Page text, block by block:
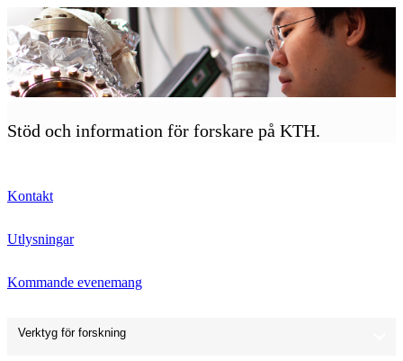
Stöd och information för forskare på KTH.
Kontakt
Utlysningar
Kommande evenemang
Verktyg för forskning